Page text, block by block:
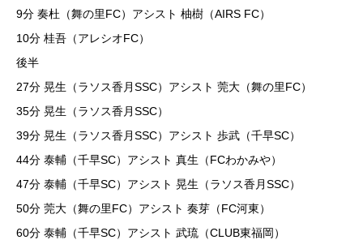
9分 奏杜（舞の里FC）アシスト 柚樹（AIRS FC）
10分 桂吾（アレシオFC）
後半
27分 晃生（ラソス香月SSC）アシスト 莞大（舞の里FC）
35分 晃生（ラソス香月SSC）
39分 晃生（ラソス香月SSC）アシスト 歩武（千早SC）
44分 泰輔（千早SC）アシスト 真生（FCわかみや）
47分 泰輔（千早SC）アシスト 晃生（ラソス香月SSC）
50分 莞大（舞の里FC）アシスト 奏芽（FC河東）
60分 泰輔（千早SC）アシスト 武琉（CLUB東福岡）